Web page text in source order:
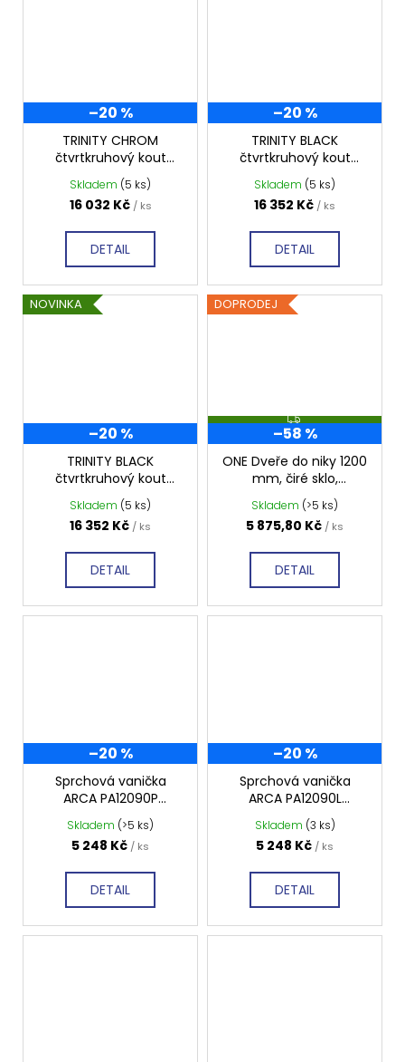
–20 %
TRINITY CHROM
čtvrtkruhový kout
900x900 mm levý, čiré
sklo, GT6590CL-CH
Skladem (5 ks)
16 032 Kč / ks
DETAIL
–20 %
TRINITY BLACK
čtvrtkruhový kout
900x900 mm pravý,
čiré sklo, GT6590CR-B
Skladem (5 ks)
16 352 Kč / ks
DETAIL
NOVINKA
–20 %
TRINITY BLACK
čtvrtkruhový kout
900x900 mm levý, čiré
sklo, GT6590CL-B
Skladem (5 ks)
16 352 Kč / ks
DETAIL
DOPRODEJ
Z
D
A
R
M
A
–58 %
ONE Dveře do niky 1200
mm, čiré sklo,
GO4412D
Skladem (>5 ks)
5 875,80 Kč / ks
DETAIL
–20 %
Sprchová vanička
ARCA PA12090P
1200x900 mm,
profilovaná, pravá
Skladem (>5 ks)
5 248 Kč / ks
DETAIL
–20 %
Sprchová vanička
ARCA PA12090L
1200x900 mm,
profilovaná, levá
Skladem (3 ks)
5 248 Kč / ks
DETAIL